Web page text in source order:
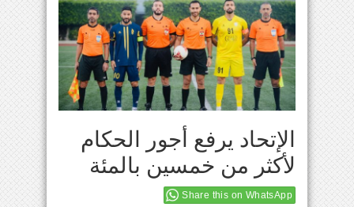
الإتحاد يرفع أجور الحكام
لأكثر من خمسين بالمئة
Share this on WhatsApp